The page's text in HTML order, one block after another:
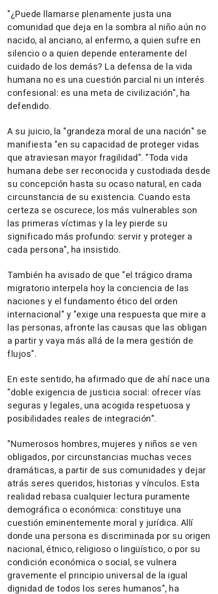
"¿Puede llamarse plenamente justa una
comunidad que deja en la sombra al niño aún no
nacido, al anciano, al enfermo, a quien sufre en
silencio o a quien depende enteramente del
cuidado de los demás? La defensa de la vida
humana no es una cuestión parcial ni un interés
confesional: es una meta de civilización", ha
defendido.
A su juicio, la "grandeza moral de una nación" se
manifiesta "en su capacidad de proteger vidas
que atraviesan mayor fragilidad". "Toda vida
humana debe ser reconocida y custodiada desde
su concepción hasta su ocaso natural, en cada
circunstancia de su existencia. Cuando esta
certeza se oscurece, los más vulnerables son
las primeras víctimas y la ley pierde su
significado más profundo: servir y proteger a
cada persona", ha insistido.
También ha avisado de que "el trágico drama
migratorio interpela hoy la conciencia de las
naciones y el fundamento ético del orden
internacional" y "exige una respuesta que mire a
las personas, afronte las causas que las obligan
a partir y vaya más allá de la mera gestión de
flujos".
En este sentido, ha afirmado que de ahí nace una
"doble exigencia de justicia social: ofrecer vías
seguras y legales, una acogida respetuosa y
posibilidades reales de integración".
"Numerosos hombres, mujeres y niños se ven
obligados, por circunstancias muchas veces
dramáticas, a partir de sus comunidades y dejar
atrás seres queridos, historias y vínculos. Esta
realidad rebasa cualquier lectura puramente
demográfica o económica: constituye una
cuestión eminentemente moral y jurídica. Allí
donde una persona es discriminada por su origen
nacional, étnico, religioso o lingüístico, o por su
condición económica o social, se vulnera
gravemente el principio universal de la igual
dignidad de todos los seres humanos", ha